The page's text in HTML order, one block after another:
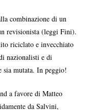
combinazione di un
revisionista (leggi Fini).
riciclato e invecchiato
nazionalisti e di
sia mutata. In peggio!
a favore di Matteo
da Salvini,